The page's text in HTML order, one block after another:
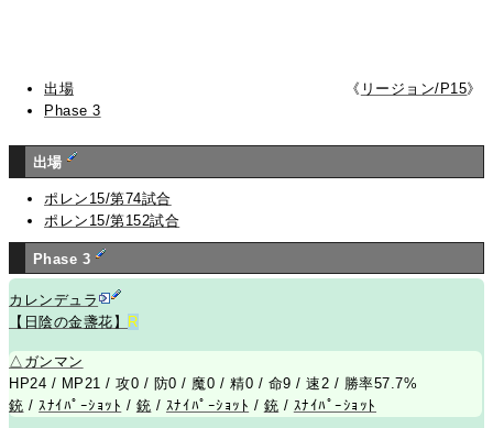
出場
Phase 3
《 リージョン/P15》
出場
ポレン15/第74試合
ポレン15/第152試合
Phase 3
カレンデュラ
【日陰の金盞花】
R
△ ガンマン
HP24 / MP21 / 攻0 / 防0 / 魔0 / 精0 / 命9 / 速2 / 勝率57.7%
銃 /ｽﾅｲﾊﾟｰｼｮｯﾄ / 銃 / ｽﾅｲﾊﾟｰｼｮｯﾄ / 銃 / ｽﾅｲﾊﾟｰｼｮｯﾄ